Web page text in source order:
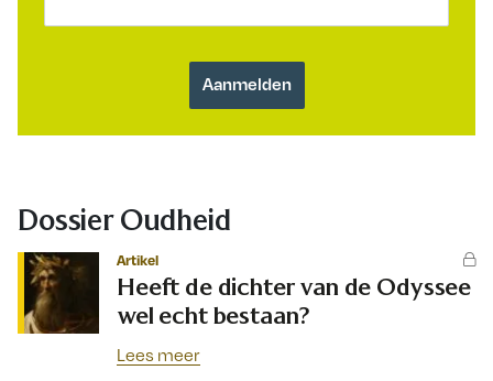
Dossier Oudheid
Artikel
Heeft de dichter van de Odyssee
wel echt bestaan?
Lees meer